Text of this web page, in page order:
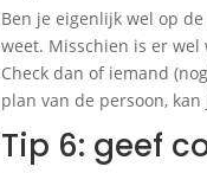
Ben je eigenlijk wel op
weet. Misschien is er
Check dan of iemand
plan van de persoon,
Tip 6: geef